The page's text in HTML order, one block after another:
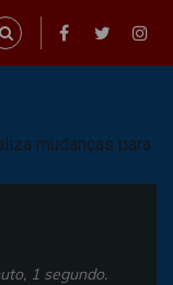
1 segundo.